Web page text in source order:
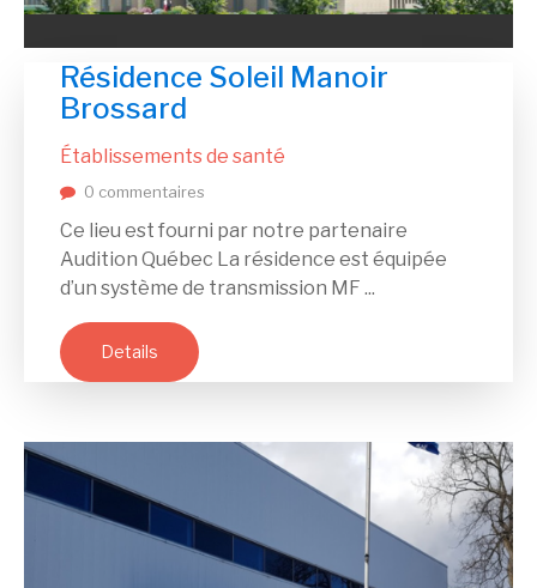
Résidence Soleil Manoir
Brossard
Établissements de santé
0 commentaires
Ce lieu est fourni par notre partenaire
Audition Québec La résidence est équipée
d’un système de transmission MF ...
Details